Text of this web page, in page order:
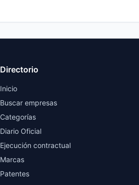
Directorio
Inicio
Buscar empresas
Categorías
Diario Oficial
Ejecución contractual
Marcas
Patentes